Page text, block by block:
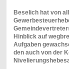
Beselich hat von
Hinblick auf
Aufgaben
den auch von der